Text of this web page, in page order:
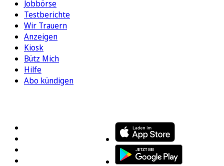
Jobbörse
Testberichte
Wir Trauern
Anzeigen
Kiosk
Bütz Mich
Hilfe
Abo kündigen